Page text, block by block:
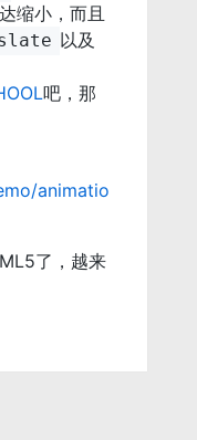
缩小，而且
以及
吧，那
animatio
了，越来